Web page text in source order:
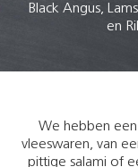
Black Angus,
en
We hebben
vleeswaren, van
pittige salami of